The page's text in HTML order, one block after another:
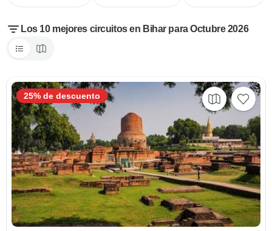
Los 10 mejores circuitos en Bihar para Octubre 2026
25% de descuento